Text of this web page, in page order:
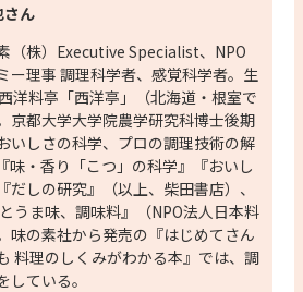
さん
（株）Executive Specialist、NPO
ー理事 調理科学者、感覚科学者。生
洋料亭「西洋亭」（北海道・根室で
京都大学大学院農学研究科博士後期
いしさの科学、プロの調理技術の解
味・香り「こつ」の科学』『おいし
だしの研究』（以上、柴田書店）、
うま味、調味料』（NPO法人日本料
味の素社から発売の『はじめてさん
料理のしくみがわかる本』では、調
ている。